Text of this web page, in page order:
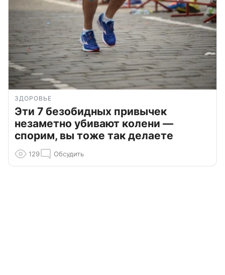
ЗДОРОВЬЕ
Эти 7 безобидных привычек
незаметно убивают колени —
спорим, вы тоже так делаете
129 Обсудить